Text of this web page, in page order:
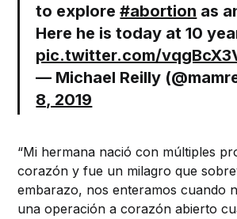
to explore#abortion as
Here he is today at 10
pic.twitter.com/
— Michael Reilly
8, 2019
“Mi hermana nació con múltiples
corazón y fue un milagro que
embarazo, nos enteramos cuando
una operación a corazón abierto